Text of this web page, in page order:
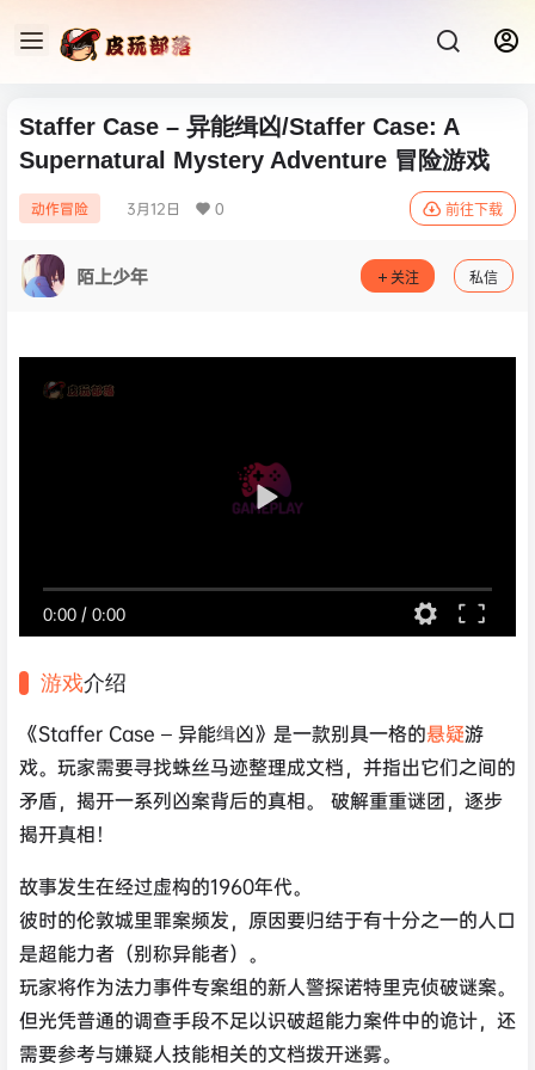
Staffer Case – 异能缉凶/Staffer Case: A
Supernatural Mystery Adventure 冒险‎游戏
动作冒险 3月12日 0 前往下载
陌上少年 关注 私信
0:00 / 0:00
游戏介绍
《Staffer Case – 异能缉凶》是一款别具一格的悬疑游
戏。玩家需要寻找蛛丝马迹整理成文档，并指出它们之间的
矛盾，揭开一系列凶案背后的真相。 破解重重谜团，逐步
揭开真相！
故事发生在经过虚构的1960年代。
彼时的伦敦城里罪案频发，原因要归结于有十分之一的人口
是超能力者（别称异能者）。
玩家将作为法力事件专案组的新人警探诺特里克侦破谜案。
但光凭普通的调查手段不足以识破超能力案件中的诡计，还
需要参考与嫌疑人技能相关的文档拨开迷雾。